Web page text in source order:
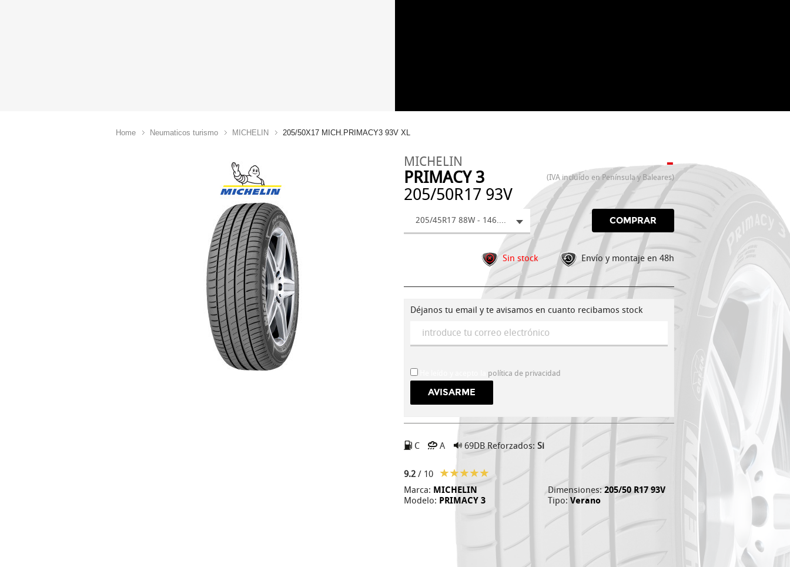
Home Neumaticos turismo MICHELIN 205/50X17 MICH.PRIMACY3 93V XL
MICHELIN
PRIMACY 3
205/50R17 93V
-
(IVA incluído en Península y Baleares)
205/45R17 88W - 146.92 € COMPRAR
Sin stock Envío y montaje en 48h
Déjanos tu email y te avisamos en cuanto recibamos stock
política de privacidad
C A 69DBReforzados: Si
9.2 / 10
Marca: MICHELIN
Modelo: PRIMACY 3
Dimensiones:205/50 R17 93V
Tipo: Verano